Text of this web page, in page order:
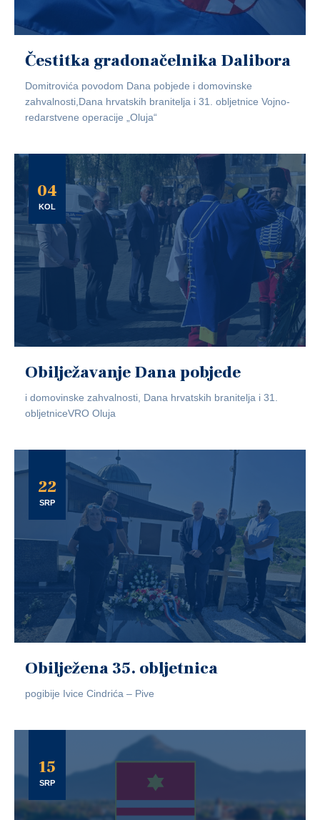
Čestitka gradonačelnika Dalibora
Domitrovića povodom Dana pobjede i domovinske
zahvalnosti,Dana hrvatskih branitelja i 31. obljetnice Vojno-
redarstvene operacije „Oluja“
04
KOL
Obilježavanje Dana pobjede
i domovinske zahvalnosti, Dana hrvatskih branitelja i 31.
obljetniceVRO Oluja
22
SRP
Obilježena 35. obljetnica
pogibije Ivice Cindrića – Pive
15
SRP